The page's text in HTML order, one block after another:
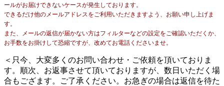
ールがお届けできないケースが発生しております。
できるだけ他のメールアドレスをご利用いただきますよう、お願い申し上げま
す。
また、メールの返信が届かない方はフィルターなどの設定をご確認いただくか、
お手数をお掛けして恐縮ですが、改めてお電話くださいませ。
＜只今、大変多くのお問い合わせ・ご依頼を頂いておりま
す。順次、お返事させて頂いておりますが、数日いただく場
合もござます。ご了承ください。お急ぎの場合は返信を待た